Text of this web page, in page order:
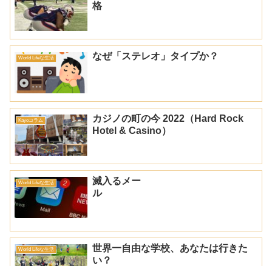
格
World Lifeな生活 なぜ「ステレオ」タイプか？
Kayoコラム
カジノの町の今 2022（Hard Rock
Hotel & Casino）
World Lifeな生活
滅入るメー
ル
World Lifeな生活
世界一自由な学校、あなたは行きた
い？